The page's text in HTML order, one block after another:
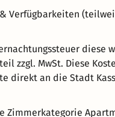
Verfügbarkeiten
diese
zzgl. MwSt. Diese
direkt an die Stadt
Zimmerkategorie